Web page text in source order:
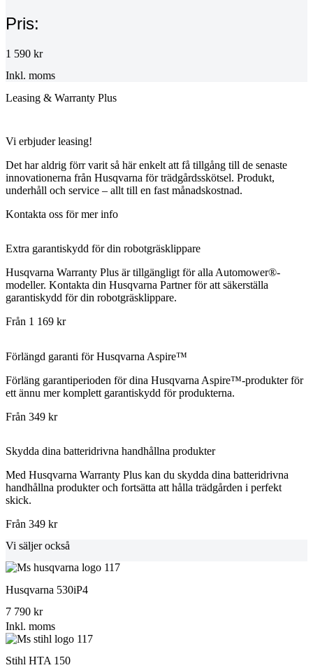
Pris:
1 590 kr
Inkl. moms
Leasing & Warranty Plus
Vi erbjuder leasing!
Det har aldrig förr varit så här enkelt att få tillgång till de senaste
innovationerna från Husqvarna för trädgårdsskötsel. Produkt,
underhåll och service – allt till en fast månadskostnad.
Kontakta oss för mer info
Extra garantiskydd för din robotgräsklippare
Husqvarna Warranty Plus är tillgängligt för alla Automower®-
modeller. Kontakta din Husqvarna Partner för att säkerställa
garantiskydd för din robotgräsklippare.
Från 1 169 kr
Förlängd garanti för Husqvarna Aspire™
Förläng garantiperioden för dina Husqvarna Aspire™-produkter för
ett ännu mer komplett garantiskydd för produkterna.
Från 349 kr
Skydda dina batteridrivna handhållna produkter
Med Husqvarna Warranty Plus kan du skydda dina batteridrivna
handhållna produkter och fortsätta att hålla trädgården i perfekt
skick.
Från 349 kr
Vi säljer också
Husqvarna 530iP4
7 790 kr
Inkl. moms
Stihl HTA 150